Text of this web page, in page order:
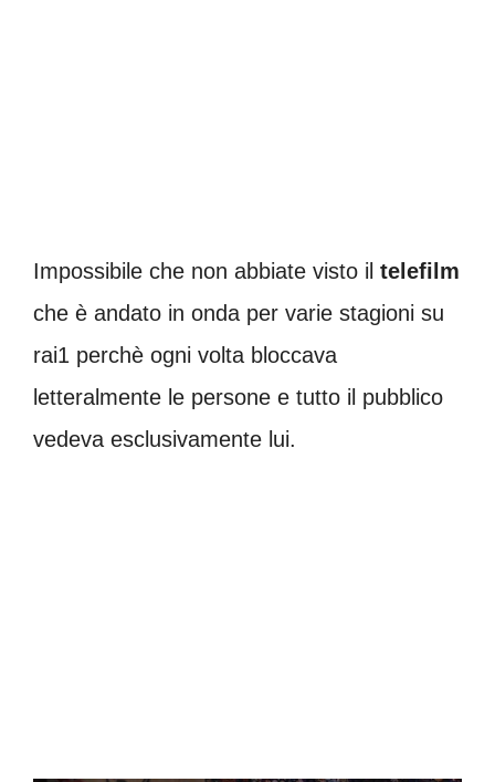
Impossibile che non abbiate visto il telefilm
che è andato in onda per varie stagioni su
rai1 perchè ogni volta bloccava
letteralmente le persone e tutto il pubblico
vedeva esclusivamente lui.